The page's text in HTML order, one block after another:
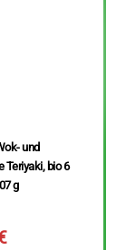
und
Teriyaki, bio 6
g